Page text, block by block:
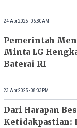
24 Apr 2025 - 06:30AM
Pemerintah
Minta LG
Baterai RI
23 Apr 2025 - 08:03PM
Dari Harapan
Ketidakpastian: